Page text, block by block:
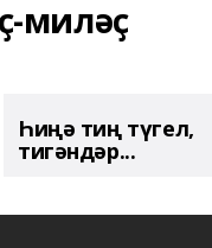
миләҫ
Һиңә тиң түгел,
тигәндәр...